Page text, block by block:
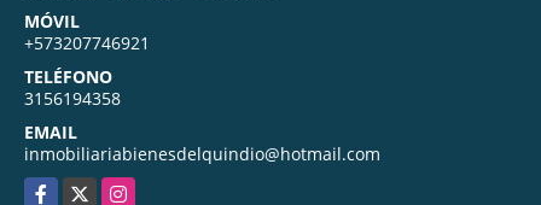
MÓVIL
+573207746921
TELÉFONO
3156194358
EMAIL
inmobiliariabienesdelquindio@hotmail.com
Facebook
X Instagram